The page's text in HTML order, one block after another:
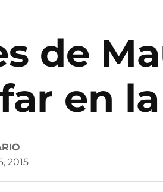
de
en
2015